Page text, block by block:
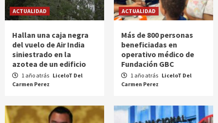
ACTUALIDAD
Hallan una caja negra
del vuelo de Air India
siniestrado en la
azotea de un edificio
1 año atrás LiceloT Del
Carmen Perez
ACTUALIDAD
Más de 800 personas
beneficiadas en
operativo médico de
Fundación GBC
1 año atrás LiceloT Del
Carmen Perez